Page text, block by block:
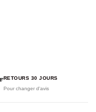
RETOURS 30 JOURS
Pour changer d'avis